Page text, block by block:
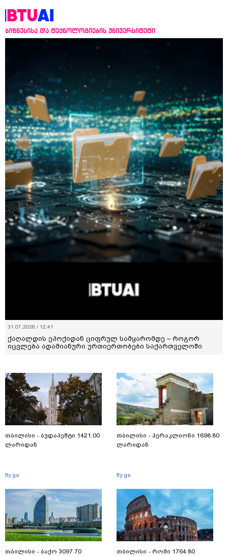
ბიზნესისა და ტექნოლოგიების უნივერსიტეტი
31.07.2026 / 12:41
ქაღალდის ეპოქიდან ციფრულ სამყარომდე – როგორ
იცვლება ადამიანური ურთიერთობები საქართველოში
თბილისი - ბუდაპეშტი 1421.00
ლარიდან
fly.ge
თბილისი - ბაქო 3097.70
თბილისი - ჰერაკლიონი 1698.80
ლარიდან
fly.ge
თბილისი - რომი 1764.80